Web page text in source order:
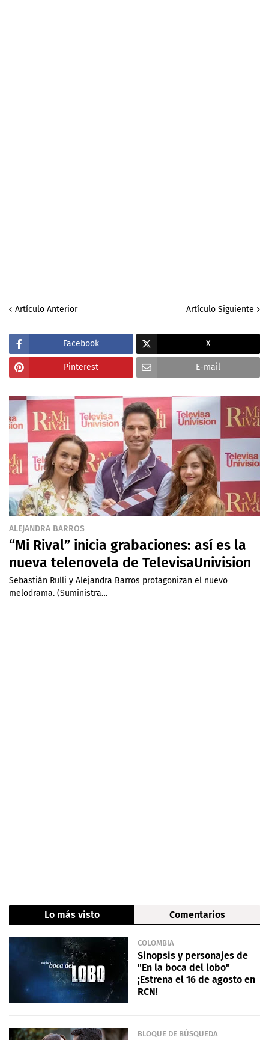
Artículo Anterior Artículo Siguiente
Facebook X
Pinterest E-mail
ALEJANDRA BARROS
“Mi Rival” inicia grabaciones: así es la
nueva telenovela de TelevisaUnivision
Sebastián Rulli y Alejandra Barros protagonizan el nuevo
melodrama. (Suministra…
Lo más visto Comentarios
COLOMBIA
Sinopsis y personajes de
"En la boca del lobo"
¡Estrena el 16 de agosto en
RCN!
BLOQUE DE BÚSQUEDA